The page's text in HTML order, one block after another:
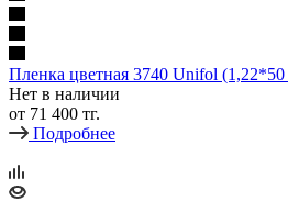
Пленка цветная 3740 Unifol
Нет в наличии
от 71 400 тг.
Подробнее